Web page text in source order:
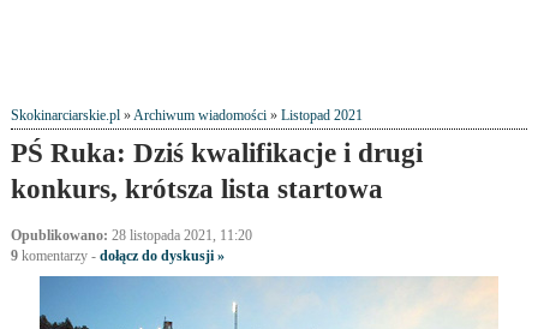
Skokinarciarskie.pl»Archiwum wiadomości» Listopad 2021
PŚ Ruka: Dziś kwalifikacje i drugi
konkurs, krótsza lista startowa
Opublikowano: 28 listopada 2021, 11:20
9komentarzy- dołącz do dyskusji »